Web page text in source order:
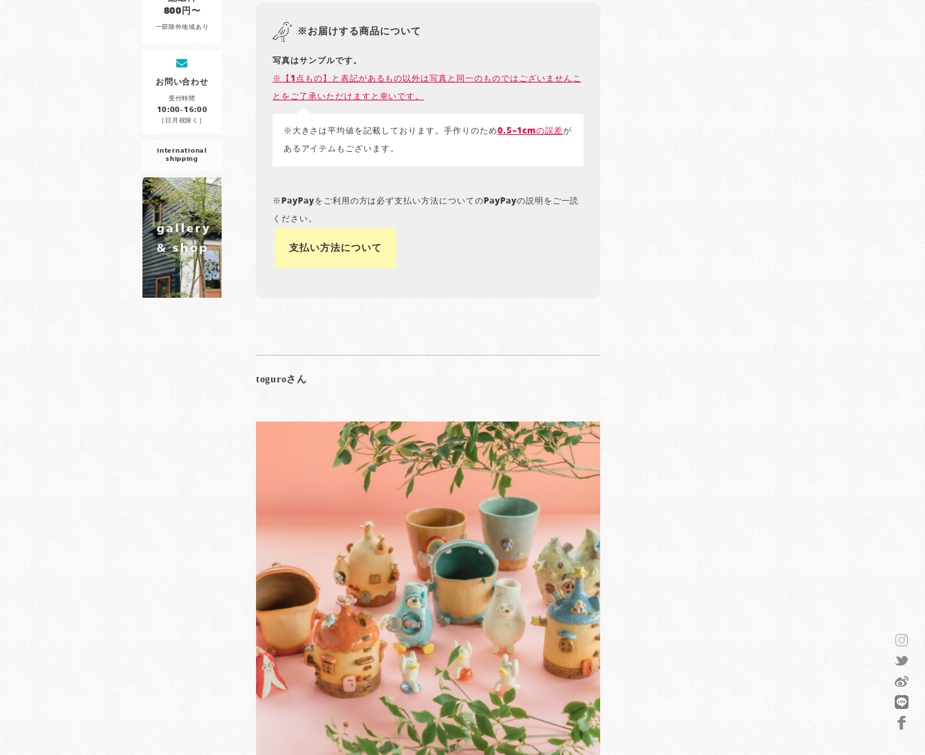
800円〜
一部除外地域あり
お問い合わせ
受付時間
10:00-16:00
［日月祝除く］
international
shipping
※お届けする商品について
写真はサンプルです。
※【1点もの】と表記があるもの以外は写真と同一のものではございませんこ
とをご了承いただけますと幸いです。
※大きさは平均値を記載しております。手作りのため0.5~1cmの誤差が
あるアイテムもございます。
※PayPayをご利用の方は必ず支払い方法についてのPayPayの説明をご一読
ください。
支払い方法について